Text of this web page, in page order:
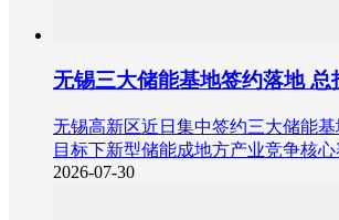
无锡三大储能基地签约落地 总
无锡高新区近日集中签约三大储能
目标下新型储能成地方产业竞争核
2026-07-30